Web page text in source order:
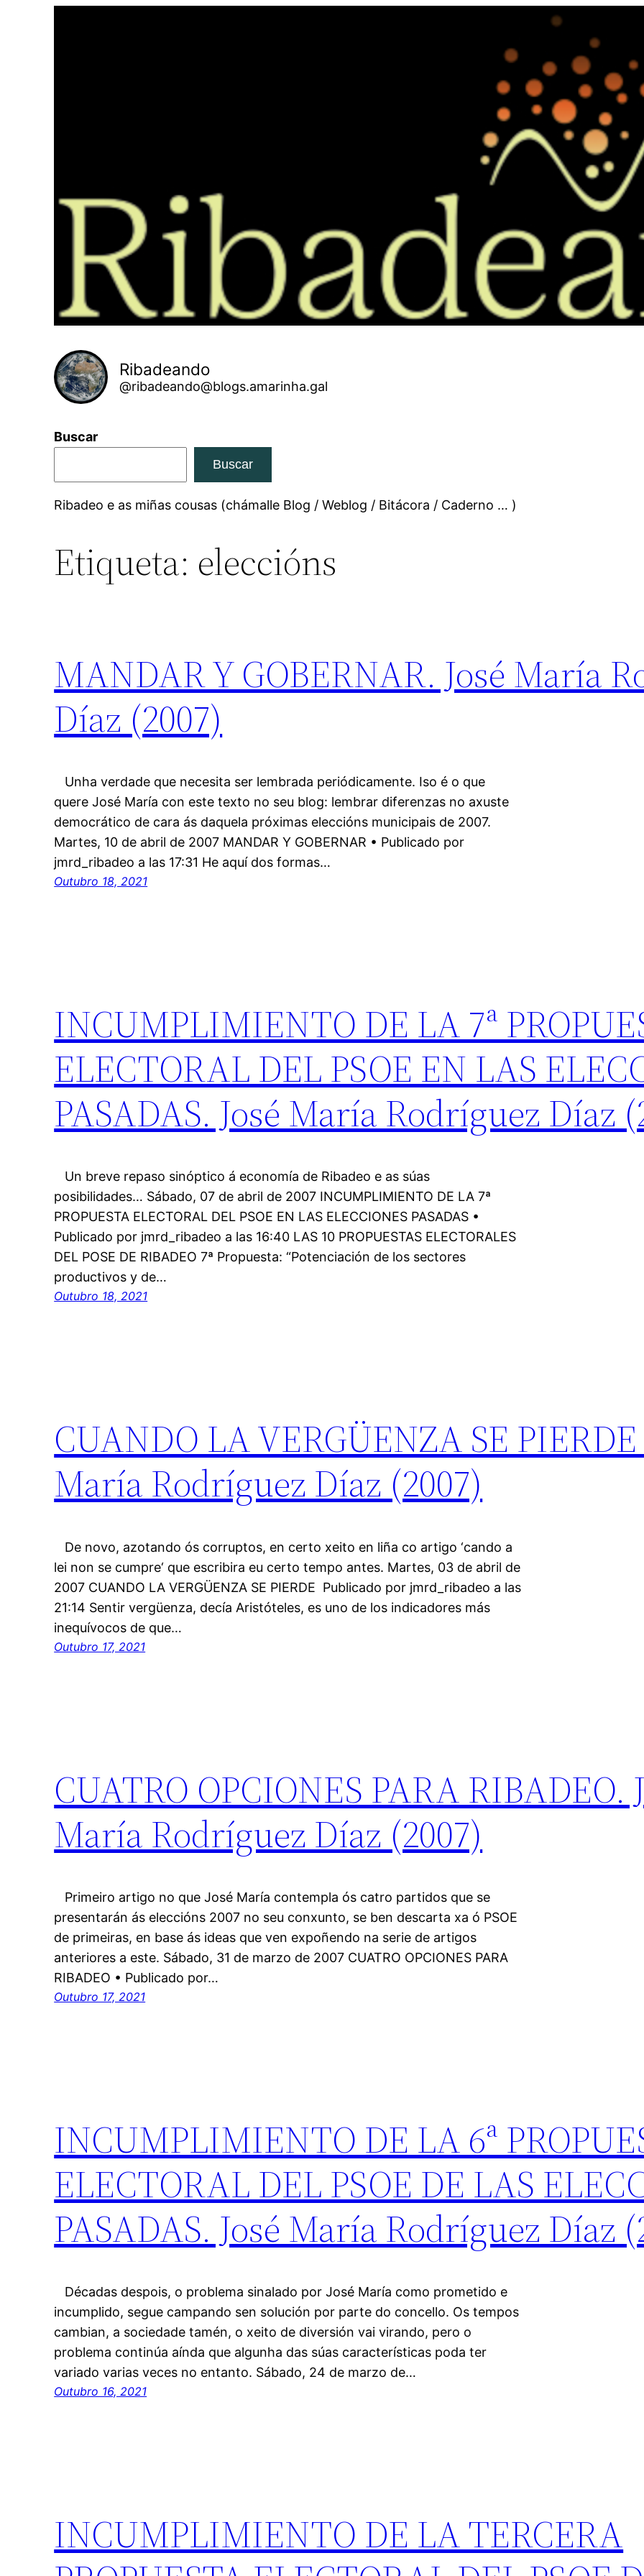
Ribadeando
@ribadeando@blogs.amarinha.gal
Buscar
Buscar
Ribadeo e as miñas cousas (chámalle Blog / Weblog / Bitácora / Caderno … )
Etiqueta: eleccións
MANDAR Y GOBERNAR. José María
Díaz (2007)
Unha verdade que necesita ser lembrada periódicamente. Iso é o que
quere José María con este texto no seu blog: lembrar diferenzas no axuste
democrático de cara ás daquela próximas eleccións municipais de 2007.
Martes, 10 de abril de 2007 MANDAR Y GOBERNAR • Publicado por
jmrd_ribadeo a las 17:31 He aquí dos formas…
Outubro 18, 2021
INCUMPLIMIENTO DE LA 7ª
ELECTORAL DEL PSOE EN LAS
PASADAS. José María Rodríguez Díaz
Un breve repaso sinóptico á economía de Ribadeo e as súas
posibilidades… Sábado, 07 de abril de 2007 INCUMPLIMIENTO DE LA 7ª
PROPUESTA ELECTORAL DEL PSOE EN LAS ELECCIONES PASADAS •
Publicado por jmrd_ribadeo a las 16:40 LAS 10 PROPUESTAS ELECTORALES
DEL POSE DE RIBADEO 7ª Propuesta: “Potenciación de los sectores
productivos y de…
Outubro 18, 2021
CUANDO LA VERGÜENZA SE PIERDE
María Rodríguez Díaz (2007)
De novo, azotando ós corruptos, en certo xeito en liña co artigo ‘cando a
lei non se cumpre‘ que escribira eu certo tempo antes. Martes, 03 de abril de
2007 CUANDO LA VERGÜENZA SE PIERDE Publicado por jmrd_ribadeo a las
21:14 Sentir vergüenza, decía Aristóteles, es uno de los indicadores más
inequívocos de que…
Outubro 17, 2021
CUATRO OPCIONES PARA RIBADEO.
María Rodríguez Díaz (2007)
Primeiro artigo no que José María contempla ós catro partidos que se
presentarán ás eleccións 2007 no seu conxunto, se ben descarta xa ó PSOE
de primeiras, en base ás ideas que ven expoñendo na serie de artigos
anteriores a este. Sábado, 31 de marzo de 2007 CUATRO OPCIONES PARA
RIBADEO • Publicado por…
Outubro 17, 2021
INCUMPLIMIENTO DE LA 6ª
ELECTORAL DEL PSOE DE LAS
PASADAS. José María Rodríguez Díaz
Décadas despois, o problema sinalado por José María como prometido e
incumplido, segue campando sen solución por parte do concello. Os tempos
cambian, a sociedade tamén, o xeito de diversión vai virando, pero o
problema continúa aínda que algunha das súas características poda ter
variado varias veces no entanto. Sábado, 24 de marzo de…
Outubro 16, 2021
INCUMPLIMIENTO DE LA TERCERA